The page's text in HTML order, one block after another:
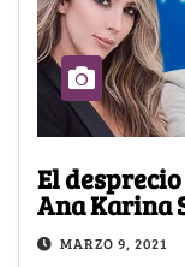
El
Ana Karina
MARZO 9, 2021